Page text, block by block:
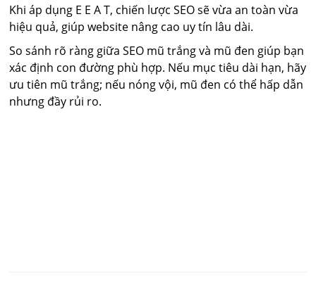
Khi áp dụng E E A T, chiến lược SEO sẽ vừa an toàn vừa
hiệu quả, giúp website nâng cao uy tín lâu dài.
So sánh rõ ràng giữa SEO mũ trắng và mũ đen giúp bạn
xác định con đường phù hợp. Nếu mục tiêu dài hạn, hãy
ưu tiên mũ trắng; nếu nóng vội, mũ đen có thể hấp dẫn
nhưng đầy rủi ro.